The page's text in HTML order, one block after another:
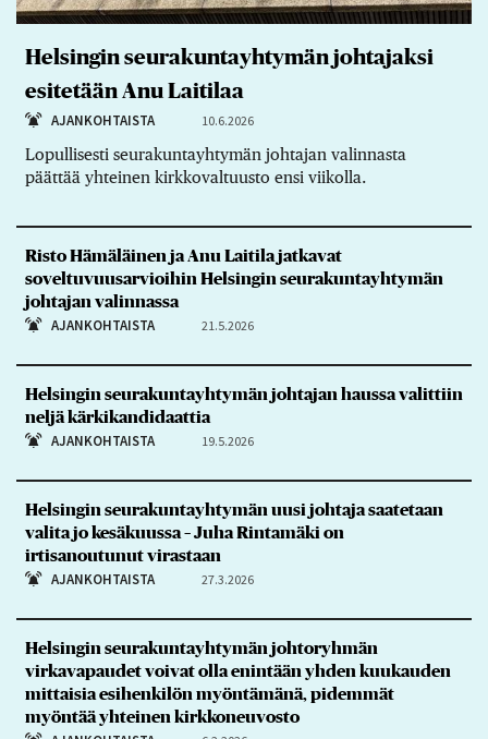
Helsingin seurakuntayhtymän johtajaksi
esitetään Anu Laitilaa
AJANKOHTAISTA 10.6.2026
Lopullisesti seurakuntayhtymän johtajan valinnasta
päättää yhteinen kirkkovaltuusto ensi viikolla.
Risto Hämäläinen ja Anu Laitila jatkavat
soveltuvuusarvioihin Helsingin seurakuntayhtymän
johtajan valinnassa
AJANKOHTAISTA 21.5.2026
Helsingin seurakuntayhtymän johtajan haussa valittiin
neljä kärkikandidaattia
AJANKOHTAISTA 19.5.2026
Helsingin seurakuntayhtymän uusi johtaja saatetaan
valita jo kesäkuussa – Juha Rintamäki on
irtisanoutunut virastaan
AJANKOHTAISTA 27.3.2026
Helsingin seurakuntayhtymän johtoryhmän
virkavapaudet voivat olla enintään yhden kuukauden
mittaisia esihenkilön myöntämänä, pidemmät
myöntää yhteinen kirkkoneuvosto